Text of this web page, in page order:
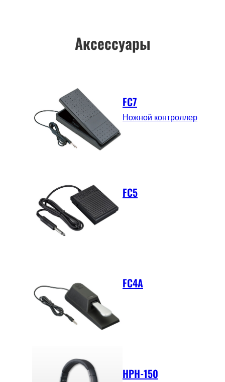
Аксессуары
FC7
Ножной контроллер
FC5
FC4A
HPH-150